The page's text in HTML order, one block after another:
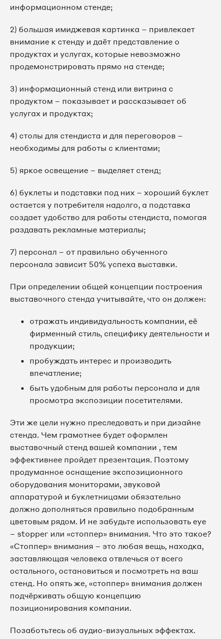
информационном стенде;
2) большая имиджевая картинка – привлекает
внимание к стенду и даёт представление о
продуктах и услугах, которые невозможно
продемонстрировать прямо на стенде;
3) информационный стенд или витрина с
продуктом – показывает и рассказывает об
услугах и продуктах;
4) столы для стендиста и для переговоров –
необходимы для работы с клиентами;
5) яркое освещение – выделяет стенд;
6) буклеты и подставки под них – хороший буклет
остается у потребителя надолго, а подставка
создает удобство для работы стендиста, помогая
раздавать рекламные материалы;
7) персонал – от правильно обученного
персонала зависит 50% успеха выставки.
При определении общей концепции построения
выставочного стенда учитывайте, что он должен:
отражать индивидуальность компании, её
фирменный стиль, специфику деятельности и
продукции;
пробуждать интерес и производить
впечатление;
быть удобным для работы персонала и для
просмотра экспозиции посетителями.
Эти же цели нужно преследовать и при дизайне
стенда. Чем грамотнее будет оформлен
выставочный стенд вашей компании , тем
эффективнее пройдет презентация. Поэтому
продуманное оснащение экспозиционного
оборудования мониторами, звуковой
аппаратурой и буклетницами обязательно
должно дополняться правильно подобранным
цветовым рядом. И не забудьте использовать eye
– stopper или «стоппер» внимания. Что это такое?
«Стоппер» внимания – это любая вещь, находка,
заставляющая человека отвлечься от всего
остального, остановиться и посмотреть на ваш
стенд. Но опять же, «стоппер» внимания должен
подчёркивать общую концепцию
позиционирования компании.
Позаботьтесь об аудио-визуальных эффектах.